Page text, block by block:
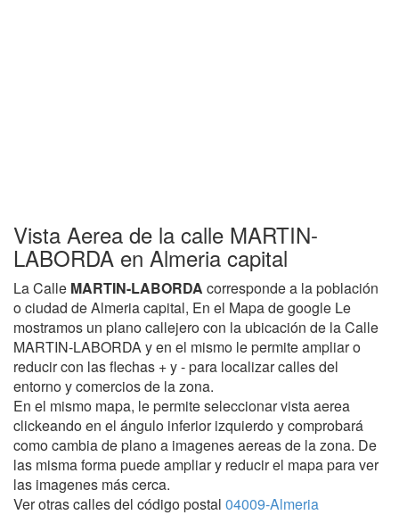
Vista Aerea de la calle MARTIN-
LABORDA en Almeria capital
La Calle MARTIN-LABORDA corresponde a la población
o ciudad de Almeria capital, En el Mapa de google Le
mostramos un plano callejero con la ubicación de la Calle
MARTIN-LABORDA y en el mismo le permite ampliar o
reducir con las flechas + y - para localizar calles del
entorno y comercios de la zona.
En el mismo mapa, le permite seleccionar vista aerea
clickeando en el ángulo inferior izquierdo y comprobará
como cambia de plano a imagenes aereas de la zona. De
las misma forma puede ampliar y reducir el mapa para ver
las imagenes más cerca.
Ver otras calles del código postal 04009-Almeria